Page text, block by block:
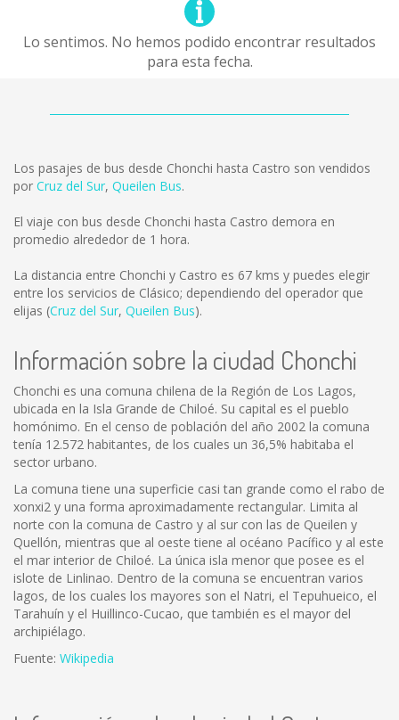
Lo sentimos. No hemos podido encontrar resultados
para esta fecha.
Los pasajes de bus desde Chonchi hasta Castro son vendidos
por Cruz del Sur, Queilen Bus.
El viaje con bus desde Chonchi hasta Castro demora en
promedio alrededor de 1 hora.
La distancia entre Chonchi y Castro es 67 kms y puedes elegir
entre los servicios de Clásico; dependiendo del operador que
elijas (Cruz del Sur, Queilen Bus).
Información sobre la ciudad Chonchi
Chonchi es una comuna chilena de la Región de Los Lagos,
ubicada en la Isla Grande de Chiloé. Su capital es el pueblo
homónimo. En el censo de población del año 2002 la comuna
tenía 12.572 habitantes, de los cuales un 36,5% habitaba el
sector urbano.
La comuna tiene una superficie casi tan grande como el rabo de
xonxi2 y una forma aproximadamente rectangular. Limita al
norte con la comuna de Castro y al sur con las de Queilen y
Quellón, mientras que al oeste tiene al océano Pacífico y al este
el mar interior de Chiloé. La única isla menor que posee es el
islote de Linlinao. Dentro de la comuna se encuentran varios
lagos, de los cuales los mayores son el Natri, el Tepuhueico, el
Tarahuín y el Huillinco-Cucao, que también es el mayor del
archipiélago.
Fuente: Wikipedia